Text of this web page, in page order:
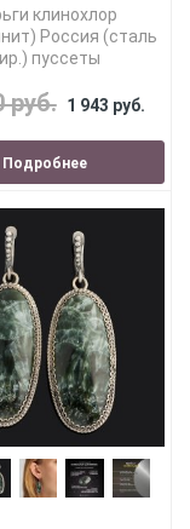
клинохлор
Россия (сталь
пуссеты
руб. 1 943 руб.
Подробнее